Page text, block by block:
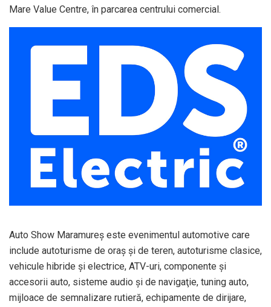
Mare Value Centre, în parcarea centrului comercial.
Auto Show Maramureș este evenimentul automotive care
include autoturisme de oraș și de teren, autoturisme clasice,
vehicule hibride și electrice, ATV-uri, componente și
accesorii auto, sisteme audio şi de navigaţie, tuning auto,
mijloace de semnalizare rutieră, echipamente de dirijare,